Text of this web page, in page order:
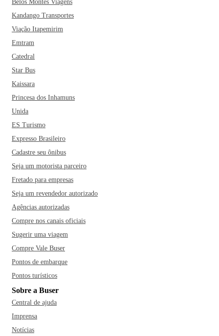
Belos Montes Viagens
Kandango Transportes
Viação Itapemirim
Emtram
Catedral
Star Bus
Kaissara
Princesa dos Inhamuns
Unida
ES Turismo
Expresso Brasileiro
Cadastre seu ônibus
Seja um motorista parceiro
Fretado para empresas
Seja um revendedor autorizado
Agências autorizadas
Compre nos canais oficiais
Sugerir uma viagem
Compre Vale Buser
Pontos de embarque
Pontos turísticos
Sobre a Buser
Central de ajuda
Imprensa
Notícias